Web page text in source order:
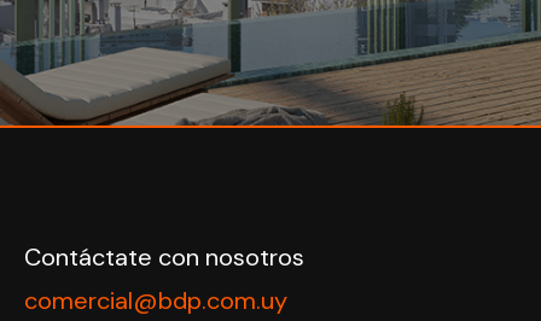
Contáctate con nosotros
comercial@bdp.com.uy